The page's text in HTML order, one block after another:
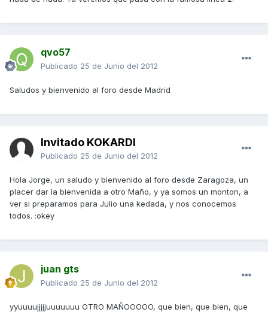
qvo57
Publicado 25 de Junio del 2012
Saludos y bienvenido al foro desde Madrid
Invitado KOKARDI
Publicado 25 de Junio del 2012
Hola Jorge, un saludo y bienvenido al foro desde Zaragoza, un
placer dar la bienvenida a otro Maño, y ya somos un monton, a
ver si preparamos para Julio una kedada, y nos conocemos
todos. :okey
juan gts
Publicado 25 de Junio del 2012
yyuuuujjjjjuuuuuuu OTRO MAÑOOOOO, que bien, que bien, que